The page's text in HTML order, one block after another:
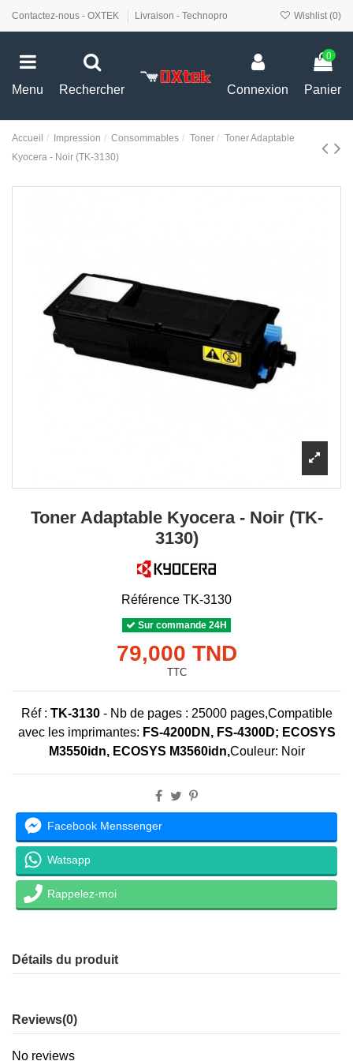
Contactez-nous - OXTEK Livraison - Technopro Wishlist (0)
Menu Rechercher Connexion
0
Panier
Accueil Impression Consommables Toner
Toner Adaptable
Kyocera - Noir (TK-3130)
Toner Adaptable Kyocera - Noir (TK-
3130)
Référence TK-3130
Sur commande 24H
79,000 TND
TTC
Réf : TK-3130- Nb de pages : 25000 pages,Compatible
avec les imprimantes: FS-4200DN, FS-4300D; ECOSYS
M3550idn, ECOSYS M3560idn,Couleur: Noir
Facebook Menssenger
Watsapp
Rappelez-moi
Détails du produit
Reviews(0)
No reviews